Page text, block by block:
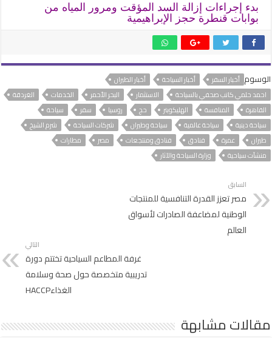
بدء إجراءات إزالة السد المؤقت ومرور المياه من
بوابات قنطرة حجز الإبراهيمية
الوسوم أخبار السفر أخبار السياحة
أخبار الطيران
احمد حلمي كاتب صحفي بالسياحة
الاستثمار البحر الأحمر الخدمات
الغردقة
القاهرة
المنافسة الهليكوبتر حج روسيا سفر
سياحة
سياحة دينية
سياحة عالمية سياحة وطيران شركات السياحة
شرم الشيخ
طيران
عمرة فنادق فنادق ومنتجعات مصر
مطارات
منشآت سياحية
وزارة السياحة والآثار
السابق
مصر تعزز القدرة التنافسية للمنتجات
الوطنية لمضاعفة الصادرات لأسواق
العالم
التالي
غرفة المطاعم السياحية تختتم دورة
تدريبية متخصصة حول صحة وسلامة
الغذاءHACCP
مقالات مشابهة